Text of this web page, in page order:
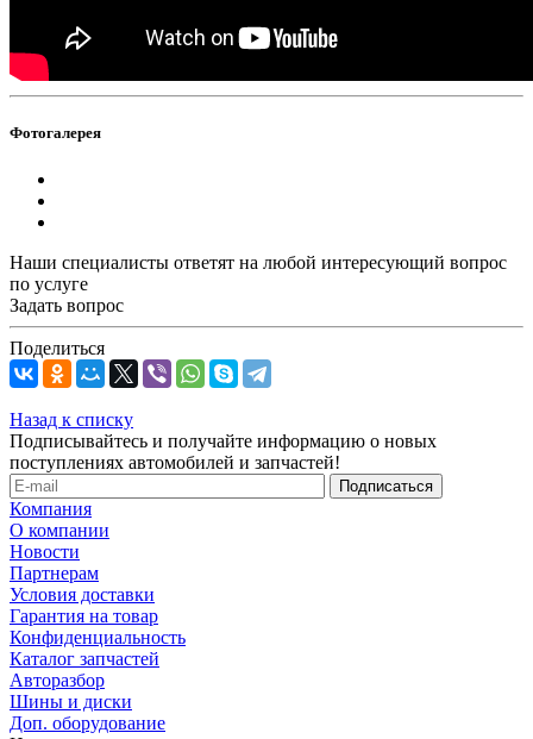
Фотогалерея
Наши специалисты ответят на любой интересующий вопрос
по услуге
Задать вопрос
Поделиться
Назад к списку
Подписывайтесь и получайте информацию о новых
поступлениях автомобилей и запчастей!
Компания
О компании
Новости
Партнерам
Условия доставки
Гарантия на товар
Конфиденциальность
Каталог запчастей
Авторазбор
Шины и диски
Доп. оборудование